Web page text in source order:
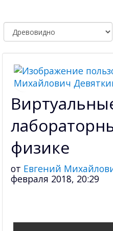
физике
от Евгений
февраля 2018, 20:29